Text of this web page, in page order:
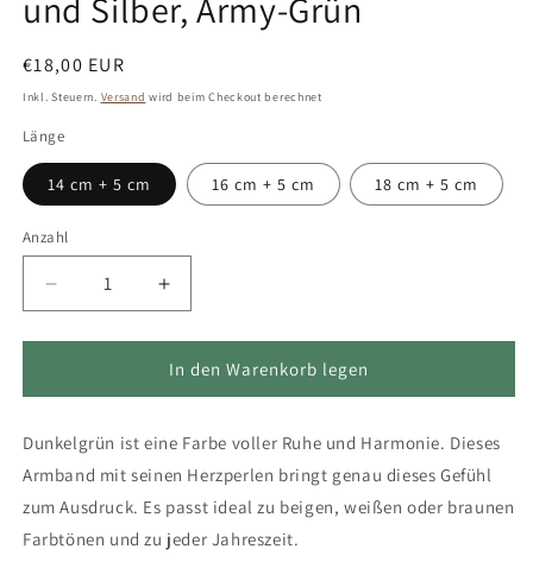
und Silber, Army-Grün
Normaler
Preis
€18,00 EUR
Inkl. Steuern. Versand wird beim Checkout berechnet
Länge
14 cm + 5 cm 16 cm + 5 cm 18 cm + 5 cm
Anzahl
Verringere
die
Menge
Armband
Perlen
in
Dunkelgrün-
Metallic
Erhöhe
die
Menge
für
Armband
Perlen
in
Dunkelgrün-
Metallic
In den Warenkorb legen
Dunkelgrün ist eine Farbe voller Ruhe und Harmonie. Dieses
Armband mit seinen Herzperlen bringt genau dieses Gefühl
zum Ausdruck. Es passt ideal zu beigen, weißen oder braunen
Farbtönen und zu jeder Jahreszeit.